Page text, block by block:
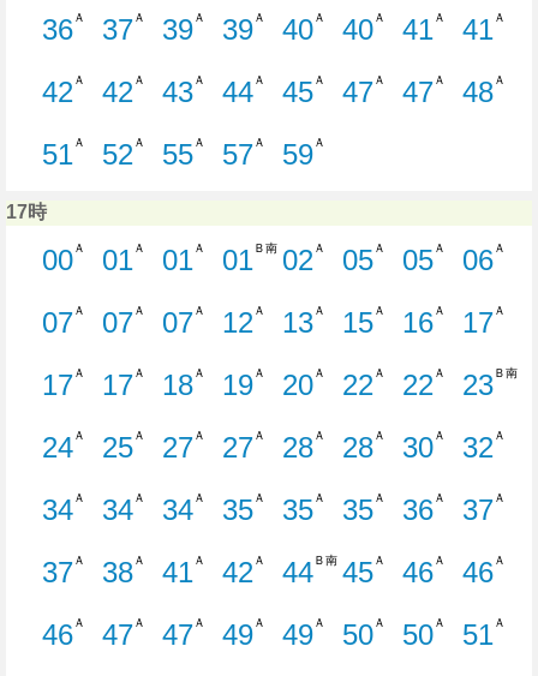
36Ａ
37Ａ
39Ａ
39Ａ
40Ａ
40Ａ
41Ａ 41Ａ
42Ａ
42Ａ
43Ａ
44Ａ
45Ａ
47Ａ
47Ａ 48Ａ
51Ａ
52Ａ
55Ａ
57Ａ
59Ａ
17時
00Ａ
01Ａ
01Ａ
01Ｂ南 02Ａ
05Ａ
05Ａ 06Ａ
07Ａ
07
7分はつ B10 萬代橋ライン新
Ａ
07
7分はつ W21 西小針線新
Ａ
12
12分はつ W12 有
Ａ
13
13分はつ
Ａ
15
15分
Ａ
16Ａ 17Ａ
17Ａ
17Ａ
18Ａ
19Ａ
20Ａ
22Ａ
22Ａ 23Ｂ南
24Ａ
25Ａ
27Ａ
27Ａ
28Ａ
28Ａ
30Ａ 32Ａ
34
34分はつ S31 水島町線新潟駅ゆき
Ａ
34
34分はつ B10 萬代橋ライン新
Ａ
34
34分はつ E20 空港・松
Ａ
35Ａ
35Ａ
35Ａ
36Ａ 37Ａ
37Ａ
38Ａ
41Ａ
42Ａ
44Ｂ南 45Ａ
46Ａ 46Ａ
46Ａ
47Ａ
47Ａ
49Ａ
49Ａ
50Ａ
50Ａ 51Ａ